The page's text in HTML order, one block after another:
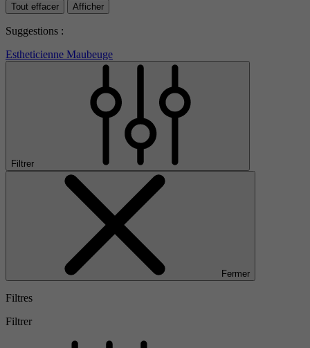
Tout effacer Afficher
Suggestions :
Estheticienne Maubeuge
Filtrer
Fermer
Filtres
Filtrer